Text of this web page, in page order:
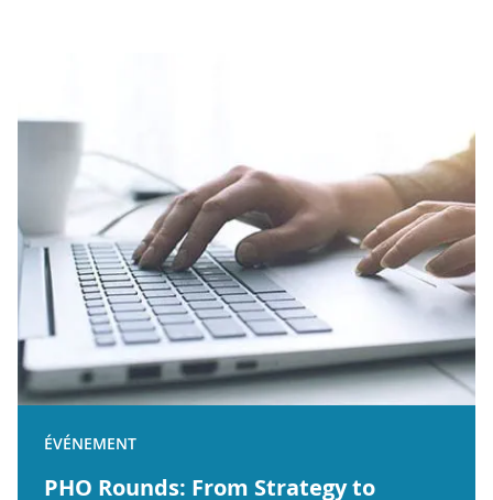
ÉVÉNEMENT
PHO Rounds: From Strategy to